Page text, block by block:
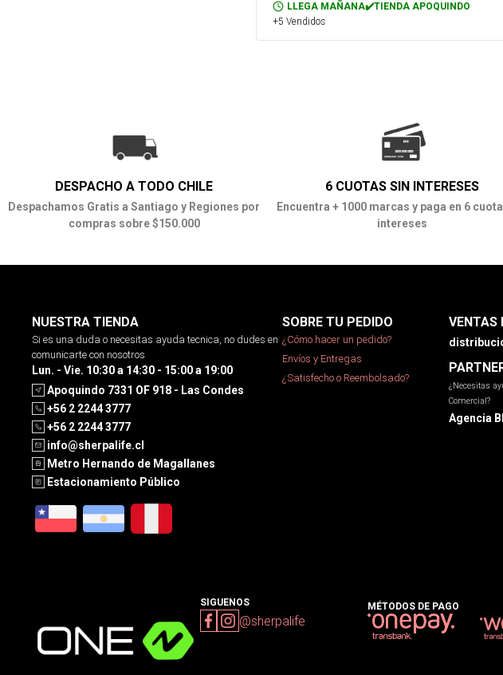
LLEGA MAÑANA✔️TIENDA APOQUINDO
+5 Vendidos
DESPACHO A TODO CHILE
Despachamos Gratis a Santiago y Regiones por
compras sobre $150.000
6 CUOTAS SIN INTERESES
Encuentra + 1000 marcas y paga en 6
intereses
NUESTRA TIENDA
Si es una duda o necesitas ayuda tecnica, no dudes en
comunicarte con nosotros
Lun. - Vie. 10:30 a 14:30 - 15:00 a 19:00
Apoquindo 7331 OF 918 - Las Condes
+56 2 2244 3777
+56 2 2244 3777
info@sherpalife.cl
Metro Hernando de Magallanes
Estacionamiento Público
SOBRE TU PEDIDO
¿Cómo hacer un pedido?
Envíos y Entregas
¿Satisfecho o Reembolsado?
VENTAS
¿Necesitas
Comercial?
Agencia
SIGUENOS
@sherpalife
MÉTODOS DE PAGO